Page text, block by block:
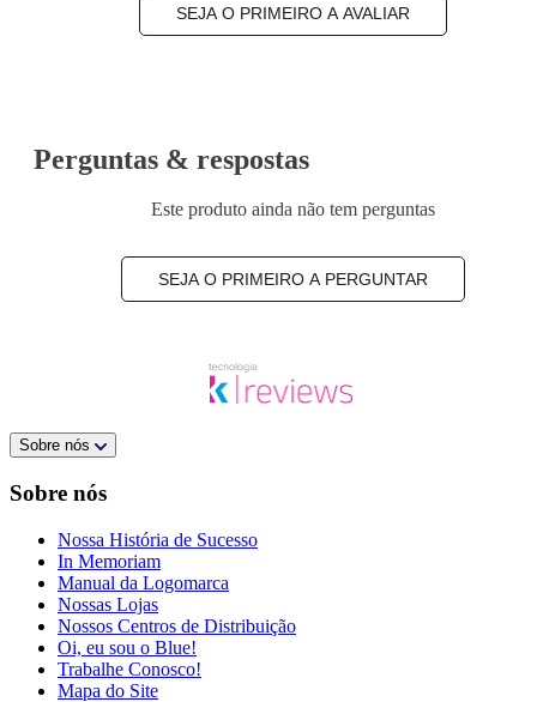
SEJA O PRIMEIRO A AVALIAR
Perguntas & respostas
Este produto ainda não tem perguntas
SEJA O PRIMEIRO A PERGUNTAR
Sobre nós
Sobre nós
Nossa História de Sucesso
In Memoriam
Manual da Logomarca
Nossas Lojas
Nossos Centros de Distribuição
Oi, eu sou o Blue!
Trabalhe Conosco!
Mapa do Site